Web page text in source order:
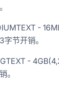
事务和分析处理
-
字节开销。
-
。